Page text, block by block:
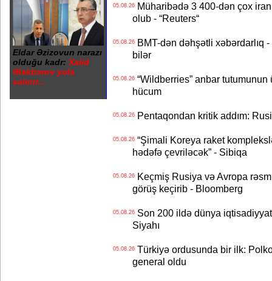
Eldar Əzizovun narazı
olduğu kadr: Xalid
Ələkbərov yola
salınır...
05.08.26Müharibədə 3 400-dən çox
olub - “Reuters“
05.08.26BMT-dən dəhşətli xəbərdarlıq
bilər
05.08.26“Wildberries” anbar tutumunun
hücum
05.08.26Pentaqondan kritik addım:
05.08.26“Şimali Koreya raket
hədəfə çevriləcək” - Sibiqa
05.08.26Keçmiş Rusiya və Avropa
görüş keçirib - Bloomberg
05.08.26Son 200 ildə dünya
Siyahı
05.08.26Türkiyə ordusunda bir ilk:
general oldu